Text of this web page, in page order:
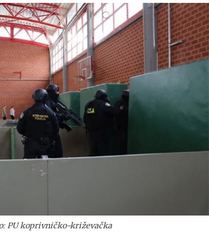
PU koprivničko-križevačka